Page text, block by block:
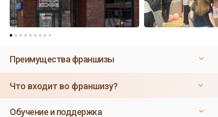
Преимущества франшизы
Что входит во франшизу?
Обучение и поддержка